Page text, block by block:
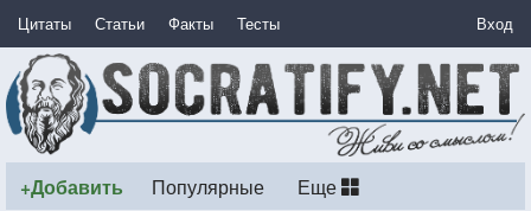
Цитаты Статьи Факты Тесты Вход
+Добавить Популярные Еще